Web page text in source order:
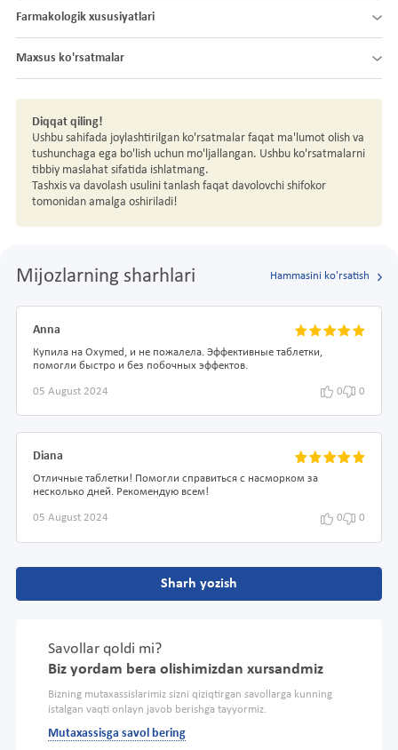
Farmakologik xususiyatlari
Maxsus ko'rsatmalar
Diqqat qiling!
Ushbu sahifada joylashtirilgan ko'rsatmalar faqat ma'lumot olish va
tushunchaga ega bo'lish uchun mo'ljallangan. Ushbu ko'rsatmalarni
tibbiy maslahat sifatida ishlatmang.
Tashxis va davolash usulini tanlash faqat davolovchi shifokor
tomonidan amalga oshiriladi!
Mijozlarning sharhlari Hammasini ko'rsatish
Anna
Купила на Oxymed, и не пожалела. Эффективные таблетки,
помогли быстро и без побочных эффектов.
05 August 2024 0 0
Diana
Отличные таблетки! Помогли справиться с насморком за
несколько дней. Рекомендую всем!
05 August 2024 0 0
Sharh yozish
Savollar qoldi mi?
Biz yordam bera olishimizdan xursandmiz
Bizning mutaxassislarimiz sizni qiziqtirgan savollarga kunning
istalgan vaqti onlayn javob berishga tayyormiz.
Mutaxassisga savol bering